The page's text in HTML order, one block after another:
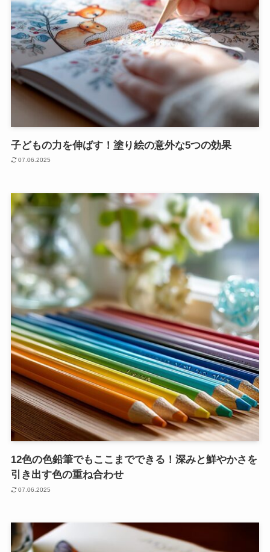
子どもの力を伸ばす！塗り絵の意外な5つの効果
07.06.2025
12色の色鉛筆でもここまでできる！深みと鮮やかさを
引き出す色の重ね合わせ
07.06.2025